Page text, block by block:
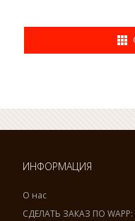
ИНФОРМАЦИЯ
О нас
СДЕЛАТЬ ЗАКАЗ ПО WAPP: